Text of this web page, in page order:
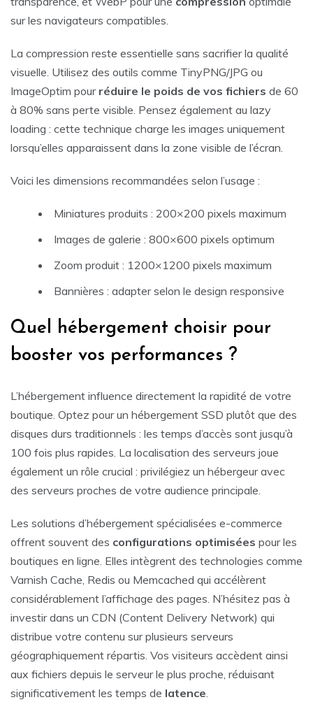
sur les navigateurs compatibles.
La compression reste essentielle sans sacrifier la qualité
visuelle. Utilisez des outils comme TinyPNG/JPG ou
ImageOptim pour réduire le poids de vos fichiers de 60
à 80% sans perte visible. Pensez également au lazy
loading : cette technique charge les images uniquement
lorsqu’elles apparaissent dans la zone visible de l’écran.
Voici les dimensions recommandées selon l’usage :
Miniatures produits : 200×200 pixels maximum
Images de galerie : 800×600 pixels optimum
Zoom produit : 1200×1200 pixels maximum
Bannières : adapter selon le design responsive
Quel hébergement choisir pour
booster vos performances ?
L’hébergement influence directement la rapidité de votre
boutique. Optez pour un hébergement SSD plutôt que des
disques durs traditionnels : les temps d’accès sont jusqu’à
100 fois plus rapides. La localisation des serveurs joue
également un rôle crucial : privilégiez un hébergeur avec
des serveurs proches de votre audience principale.
Les solutions d’hébergement spécialisées e-commerce
offrent souvent des configurations optimisées pour les
boutiques en ligne. Elles intègrent des technologies comme
Varnish Cache, Redis ou Memcached qui accélèrent
considérablement l’affichage des pages. N’hésitez pas à
investir dans un CDN (Content Delivery Network) qui
distribue votre contenu sur plusieurs serveurs
géographiquement répartis. Vos visiteurs accèdent ainsi
aux fichiers depuis le serveur le plus proche, réduisant
significativement les temps de latence.